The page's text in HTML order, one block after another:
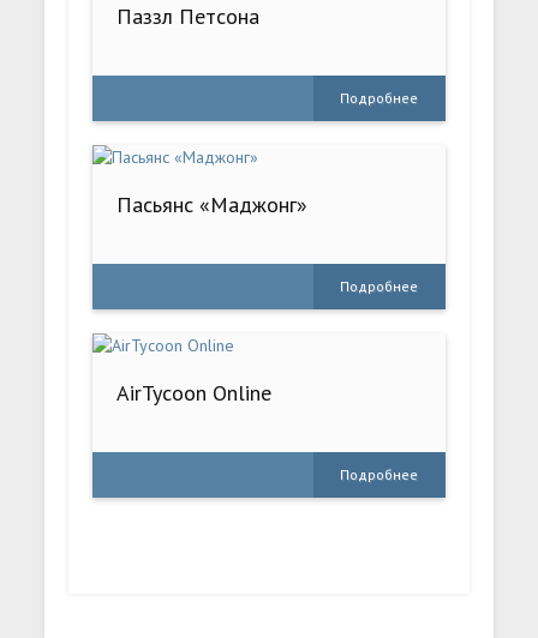
Паззл Петсона
Подробнее
Пасьянс «Маджонг»
Подробнее
AirTycoon Online
Подробнее